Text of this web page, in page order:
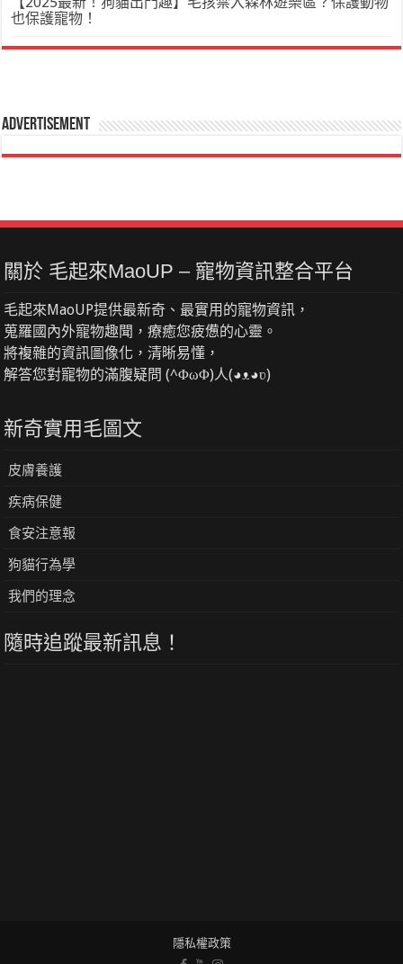
也保護寵物！
Advertisement
關於 毛起來MaoUP – 寵物資訊整合平台
毛起來MaoUP提供最新奇、最實用的寵物資訊，
蒐羅國內外寵物趣聞，療癒您疲憊的心靈。
將複雜的資訊圖像化，清晰易懂，
解答您對寵物的滿腹疑問 (^ΦωΦ)人(◕ᴥ◕ʋ)
新奇實用毛圖文
皮膚養護
疾病保健
食安注意報
狗貓行為學
我們的理念
隨時追蹤最新訊息！
隱私權政策